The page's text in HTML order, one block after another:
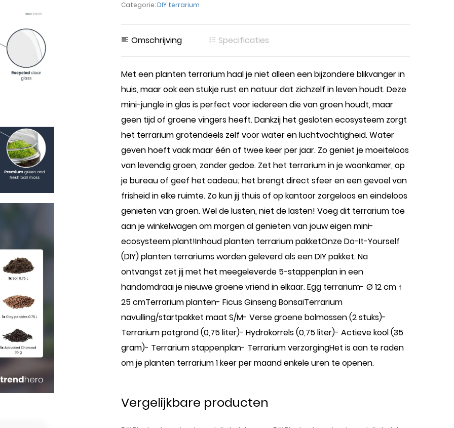
Categorie:DIY terrarium
Omschrijving Specificaties
Met een planten terrarium haal je niet alleen een bijzondere blikvanger in
huis, maar ook een stukje rust en natuur dat zichzelf in leven houdt. Deze
mini-jungle in glas is perfect voor iedereen die van groen houdt, maar
geen tijd of groene vingers heeft. Dankzij het gesloten ecosysteem zorgt
het terrarium grotendeels zelf voor water en luchtvochtigheid. Water
geven hoeft vaak maar één of twee keer per jaar. Zo geniet je moeiteloos
van levendig groen, zonder gedoe. Zet het terrarium in je woonkamer, op
je bureau of geef het cadeau; het brengt direct sfeer en een gevoel van
frisheid in elke ruimte. Zo kun jij thuis of op kantoor zorgeloos en eindeloos
genieten van groen. Wel de lusten, niet de lasten! Voeg dit terrarium toe
aan je winkelwagen om morgen al genieten van jouw eigen mini-
ecosysteem plant!Inhoud planten terrarium pakketOnze Do-It-Yourself
(DIY) planten terrariums worden geleverd als een DIY pakket. Na
ontvangst zet jij met het meegeleverde 5-stappenplan in een
handomdraai je nieuwe groene vriend in elkaar. Egg terrarium- Ø 12 cm ↑
25 cmTerrarium planten- Ficus Ginseng BonsaiTerrarium
navulling/startpakket maat S/M- Verse groene bolmossen (2 stuks)-
Terrarium potgrond (0,75 liter)- Hydrokorrels (0,75 liter)- Actieve kool (35
gram)- Terrarium stappenplan- Terrarium verzorgingHet is aan te raden
om je planten terrarium 1 keer per maand enkele uren te openen.
Vergelijkbare producten